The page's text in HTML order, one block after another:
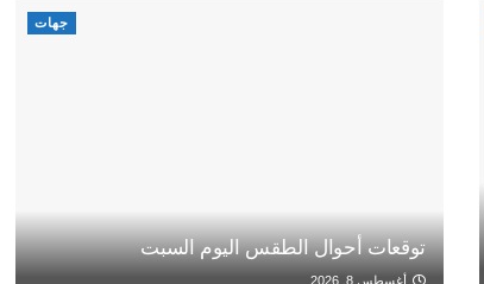
جهات
توقعات أحوال الطقس اليوم السبت
أغسطس 8, 2026